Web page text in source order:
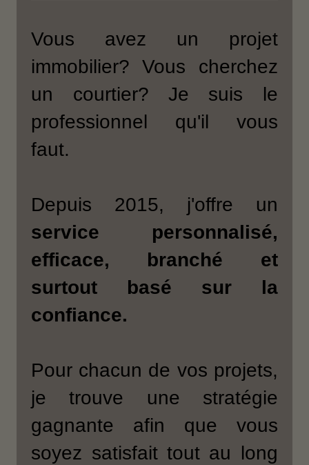
Vous avez un projet
immobilier? Vous cherchez
un courtier? Je suis le
professionnel qu'il vous
faut.
Depuis 2015, j'offre un
service personnalisé,
efficace, branché et
surtout basé sur la
confiance.
Pour chacun de vos projets,
je trouve une stratégie
gagnante afin que vous
soyez satisfait tout au long